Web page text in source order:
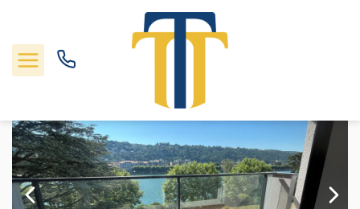
Nos biens
Vente appartement 90.91 m², Sainte colombe 69560Rhône
Accueil